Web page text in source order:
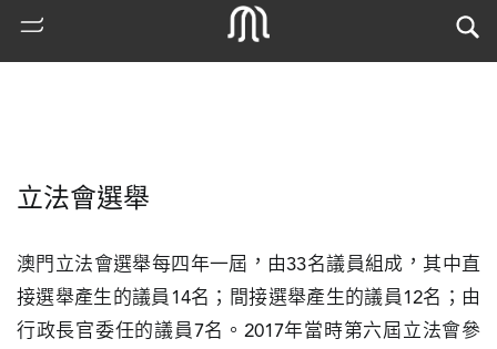
立法會選舉
澳門立法會選舉每四年一屆，由33名議員組成，其中直
接選舉產生的議員14名；間接選舉產生的議員12名；由
行政長官委任的議員7名。2017年當時第六屆立法會參